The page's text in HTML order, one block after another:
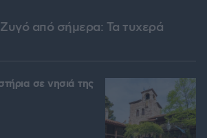
από σήμερα: Τα τυχερά
σε νησιά της